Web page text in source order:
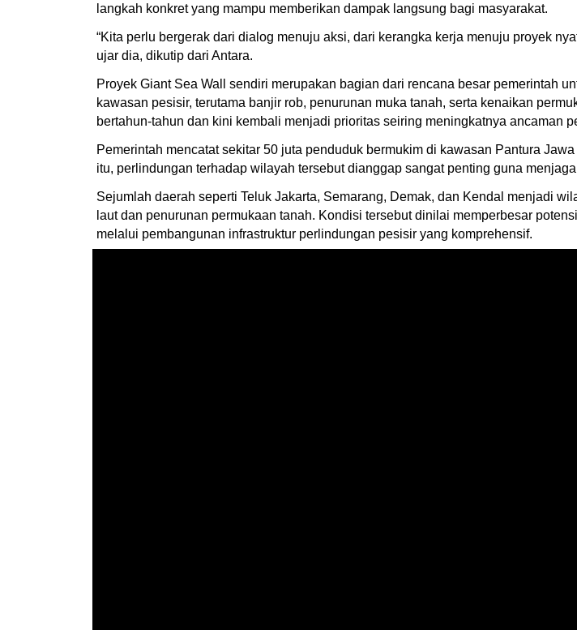
langkah konkret yang mampu memberikan dampak langsung bagi masyarakat.
“Kita perlu bergerak dari dialog menuju aksi, dari kerangka kerja menuju proyek
ujar dia, dikutip dari Antara.
Proyek Giant Sea Wall sendiri merupakan bagian dari rencana besar pemerintah
kawasan pesisir, terutama banjir rob, penurunan muka tanah, serta kenaikan
bertahun-tahun dan kini kembali menjadi prioritas seiring meningkatnya ancaman
Pemerintah mencatat sekitar 50 juta penduduk bermukim di kawasan Pantura
itu, perlindungan terhadap wilayah tersebut dianggap sangat penting guna
Sejumlah daerah seperti Teluk Jakarta, Semarang, Demak, dan Kendal menjadi
laut dan penurunan permukaan tanah. Kondisi tersebut dinilai memperbesar
melalui pembangunan infrastruktur perlindungan pesisir yang komprehensif.